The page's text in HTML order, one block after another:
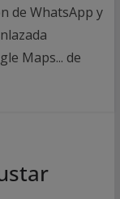
de WhatsApp y
Maps... de